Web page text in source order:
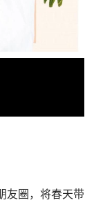
友圈，将春天带